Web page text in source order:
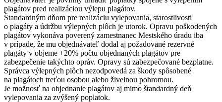
plagátov pred realizáciou výlepu plagátov.
Štandardným dňom pre realizáciu vylepovania, starostlivosti
o plagáty a údržbu výlepných plôch je utorok. Opravu poškodených
plagátov vykonáva poverený zamestnanec Mestského úradu iba
v prípade, že mu objednávateľ dodal aj požadované rezervné
plagáty v objeme +20% počtu objednaných plagátov pre
zabezpečenie takýchto opráv. Opravy sú zabezpečované bezplatne.
Správca výlepných plôch nezodpovedá za škody spôsobené
na plagátoch treťou osobou alebo živelnou pohromou.
Je možnosť na objednanie plagátov aj mimo štandardný deň
vylepovania za zvýšený poplatok.